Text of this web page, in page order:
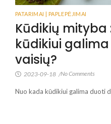
PATARIMAI | PAPLEPĖJIMAI
Kūdikių mityba
kūdikiui
vaisių?
2023-09-18 /No Comments
Nuo kada kūdikiui galima duoti